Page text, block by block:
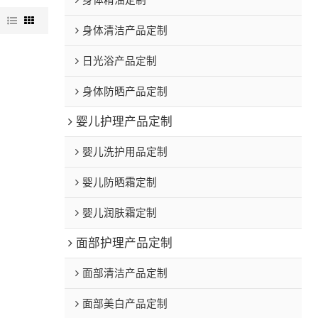
身体清洁产品定制
日光浴产品定制
身体防晒产品定制
婴儿护理产品定制
婴儿洗护用品定制
婴儿防晒霜定制
婴儿润肤霜定制
面部护理产品定制
面部清洁产品定制
面部美白产品定制